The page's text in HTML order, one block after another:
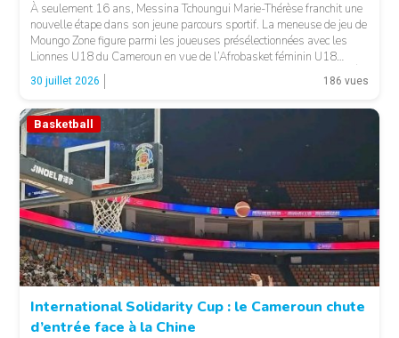
© 237lions.com
À seulement 16 ans, Messina Tchoungui Marie-Thérèse franchit une
nouvelle étape dans son jeune parcours sportif. La meneuse de jeu de
Moungo Zone figure parmi les joueuses présélectionnées avec les
Lionnes U18 du Cameroun en vue de l’Afrobasket féminin U18
2026, qui se déroulera à Abidjan, en Côte d’Ivoire. LA SUITE APRÈS
LA PUBLICITÉ […]
30 juillet 2026 186 vues
Basketball
International Solidarity Cup : le Cameroun chute
d’entrée face à la Chine